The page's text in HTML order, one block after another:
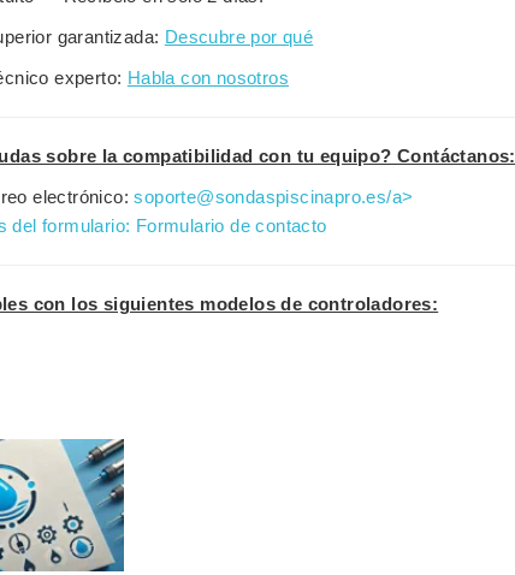
garantizada: Descubre por qué
experto: Habla con nosotros
sobre la compatibilidad con tu equipo? Contáctanos:
electrónico:soporte@sondaspiscinapro.es/a>
del formulario: Formulario de contacto
con los siguientes modelos de controladores: